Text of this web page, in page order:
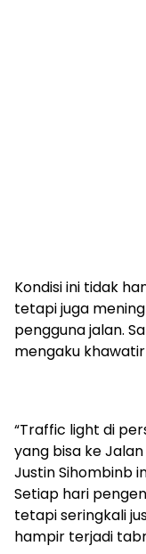
Kondisi ini tidak
tetapi juga
pengguna jalan.
mengaku
“Traffic light di
yang bisa ke
Justin Sihombinb
Setiap hari
tetapi seringkali
hampir terjadi